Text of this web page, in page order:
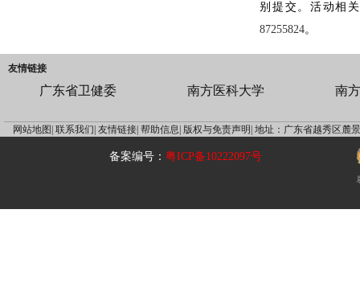
别提交。活动相
87255824。
友情链接
广东省卫健委 南方医科大学 南
网站地图| 联系我们| 友情链接| 帮助信息| 版权与免责声明| 地址：广东省越秀区麓
备案编号：粤ICP备10222097号